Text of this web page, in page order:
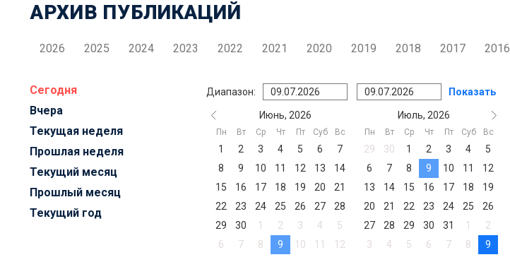
АРХИВ ПУБЛИКАЦИЙ
2026 2025 2024 2023 2022 2021 2020 2019 2018 2017 2016
Сегодня
Вчера
Текущая неделя
Прошлая неделя
Текущий месяц
Прошлый месяц
Текущий год
Диапазон: Показать
Июнь, 2026
Пн Вт Ср Чт Пт Суб Вс
1 2 3 4 5 6
7
8
9 10 11 12 13
14
15
16 17 18 19 20
21
22
23 24 25 26 27
28
29
30 1 2 3 4
5
6
7 8 9 10 11 12
Июль, 2026
Пн Вт Ср Чт Пт Суб Вс
29 30 1 2 3 4
5
6
7 8 9 10 11
12
13
14 15 16 17 18
19
20
21 22 23 24 25
26
27
28 29 30 31 1
2
3
4 5 6 7 8 9